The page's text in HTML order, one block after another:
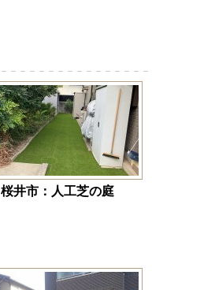
桜井市：人工芝の庭